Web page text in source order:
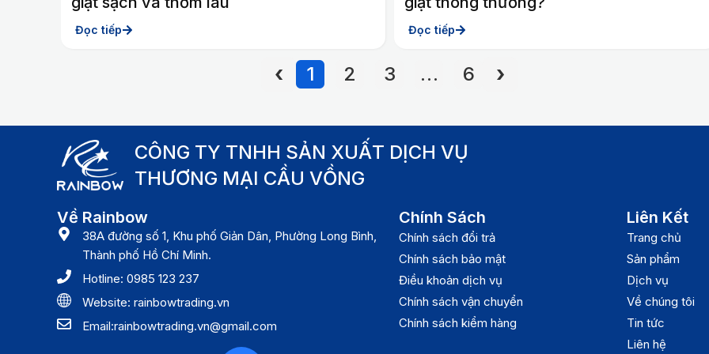
Đọc tiếp Đọc tiếp
1 2 3 … 6
CÔNG TY TNHH SẢN XUẤT DỊCH VỤ
THƯƠNG MẠI CẦU VỒNG
Về Rainbow
38A đường số 1, Khu phố Giản Dân, Phường Long Bình,
Thành phố Hồ Chí Minh.
Hotline: 0985 123 237
Website: rainbowtrading.vn
Email:rainbowtrading.vn@gmail.com
Chính Sách
Chính sách đổi trả
Chính sách bảo mật
Điều khoản dịch vụ
Chính sách vận chuyển
Chính sách kiểm hàng
Liên Kết
Trang chủ
Sản phẩm
Dịch vụ
Về chúng tôi
Tin tức
Liên hệ